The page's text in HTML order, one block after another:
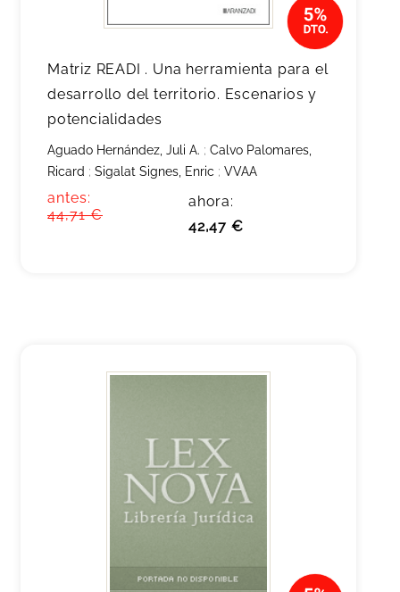
Matriz READI . Una herramienta para el
desarrollo del territorio. Escenarios y
potencialidades
Aguado Hernández, Juli A. ; Calvo Palomares,
Ricard ; Sigalat Signes, Enric ; VVAA
antes:
44,71 €
ahora:
42,47 €